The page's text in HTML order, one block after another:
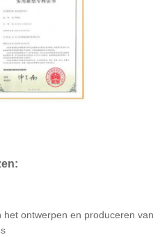
het ontwerpen en produceren van